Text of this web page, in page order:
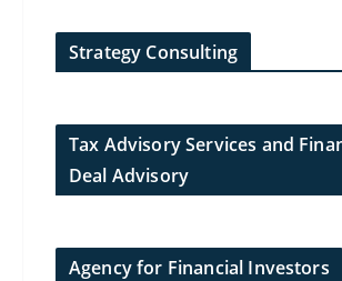
Strategy Consulting
Tax Advisory Services and
Deal Advisory
Agency for Financial Investors